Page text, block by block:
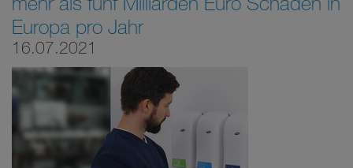
Europa pro Jahr
16.07.2021